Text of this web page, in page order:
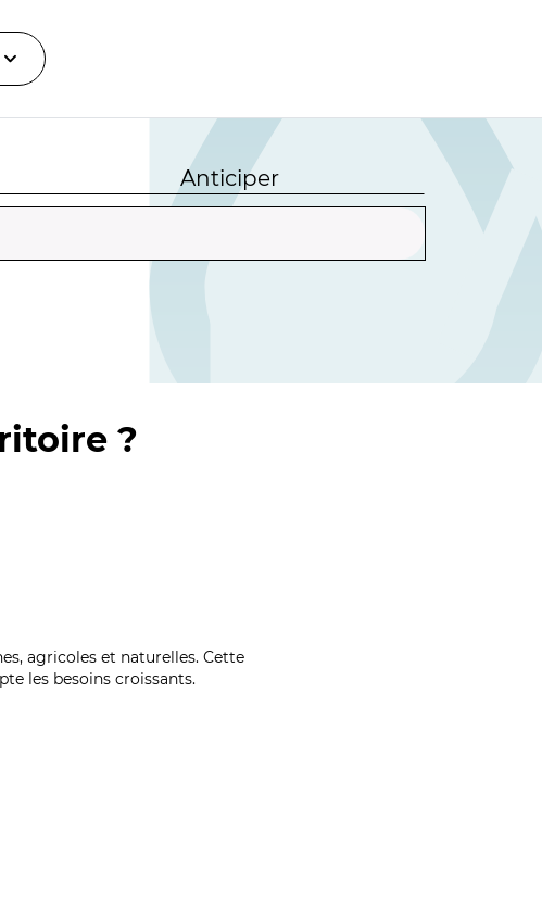
Anticiper
?
agricoles et naturelles. Cette
les besoins croissants.